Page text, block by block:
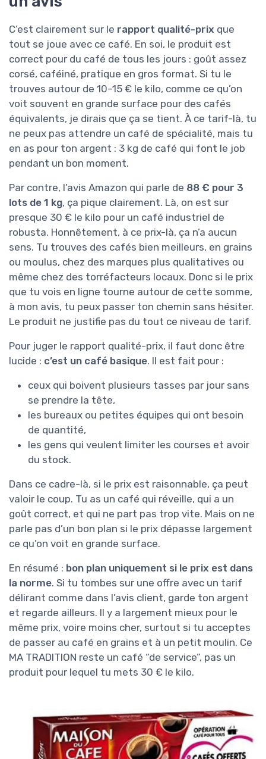
C’est clairement sur le rapport qualité-prix que
tout se joue avec ce café. En soi, le produit est
correct pour du café de tous les jours : goût assez
corsé, caféiné, pratique en gros format. Si tu le
trouves autour de 10–15 € le kilo, comme ce qu’on
voit souvent en grande surface pour des cafés
équivalents, je dirais que ça se tient. À ce tarif-là, tu
ne peux pas attendre un café de spécialité, mais tu
en as pour ton argent : 3 kg de café qui font le job
pendant un bon moment.
Par contre, l’avis Amazon qui parle de 88 € pour 3
lots de 1 kg, ça pique clairement. Là, on est sur
presque 30 € le kilo pour un café industriel de
robusta. Honnêtement, à ce prix-là, ça n’a aucun
sens. Tu trouves des cafés bien meilleurs, en grains
ou moulus, chez des marques plus qualitatives ou
même chez des torréfacteurs locaux. Donc si le prix
que tu vois en ligne tourne autour de cette somme,
à mon avis, tu peux passer ton chemin sans hésiter.
Le produit ne justifie pas du tout ce niveau de tarif.
Pour juger le rapport qualité-prix, il faut donc être
lucide : c’est un café basique. Il est fait pour :
ceux qui boivent plusieurs tasses par jour sans
se prendre la tête,
les bureaux ou petites équipes qui ont besoin
de quantité,
les gens qui veulent limiter les courses et avoir
du stock.
Dans ce cadre-là, si le prix est raisonnable, ça peut
valoir le coup. Tu as un café qui réveille, qui a un
goût correct, et qui ne part pas trop vite. Mais on ne
parle pas d’un bon plan si le prix dépasse largement
ce qu’on voit en grande surface.
En résumé : bon plan uniquement si le prix est dans
la norme. Si tu tombes sur une offre avec un tarif
délirant comme dans l’avis client, garde ton argent
et regarde ailleurs. Il y a largement mieux pour le
même prix, voire moins cher, surtout si tu acceptes
de passer au café en grains et à un petit moulin. Ce
MA TRADITION reste un café “de service”, pas un
produit pour lequel tu mets 30 € le kilo.